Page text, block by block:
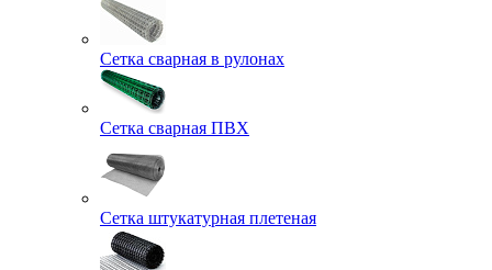
Сетка сварная в рулонах
Сетка сварная ПВХ
Сетка штукатурная плетеная